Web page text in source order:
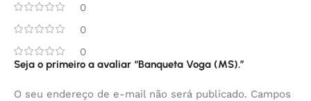
0
0
0
Seja o primeiro a avaliar “Banqueta Voga (MS).”
O seu endereço de e-mail não será publicado. Campos